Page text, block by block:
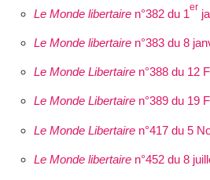
Le Monde libertairen°382 du 1er
Le Monde libertairen°383 du 8
Le Monde Libertairen°388 du 12
Le Monde Libertairen°389 du 19
Le Monde Libertairen°417 du 5
Le Monde libertairen°452 du 8